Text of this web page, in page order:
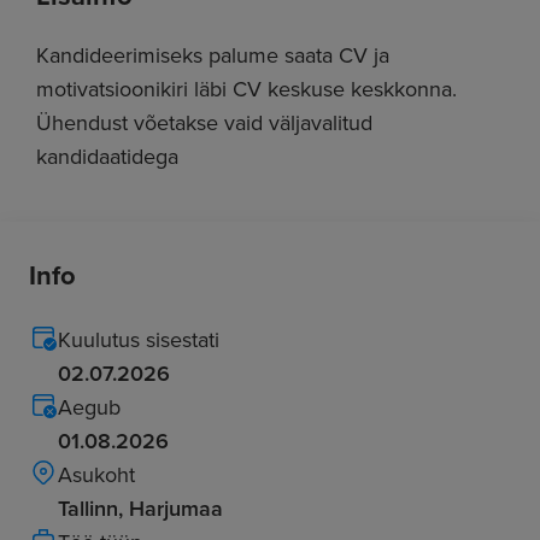
Kandideerimiseks palume saata CV ja
motivatsioonikiri läbi CV keskuse keskkonna.
Ühendust võetakse vaid väljavalitud
kandidaatidega
Info
Kuulutus sisestati
02.07.2026
Aegub
01.08.2026
Asukoht
Tallinn, Harjumaa